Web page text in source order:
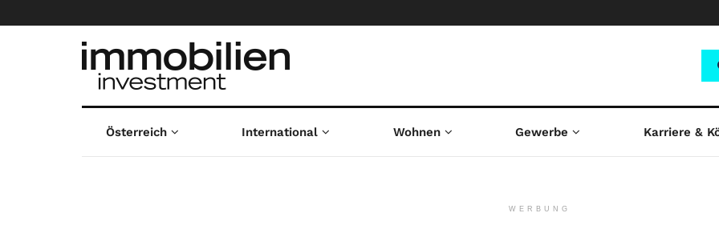
Österreich International Wohnen Gewerbe Karriere &
WERBUNG